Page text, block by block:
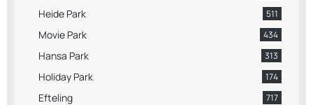
Heide Park 511
Movie Park 434
Hansa Park 313
Holiday Park 174
Efteling 717